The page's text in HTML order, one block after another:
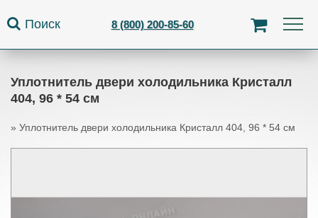
Поиск 8 (800) 200-85-60
Уплотнитель двери холодильника Кристалл
404, 96 * 54 см
Вы здесь
» Уплотнитель двери холодильника Кристалл 404, 96 * 54 см